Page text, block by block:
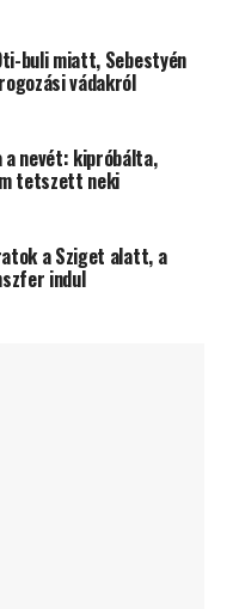
buli miatt, Sebestyén
vádakról
a nevét: kipróbálta,
tetszett neki
a Sziget alatt, a
indul